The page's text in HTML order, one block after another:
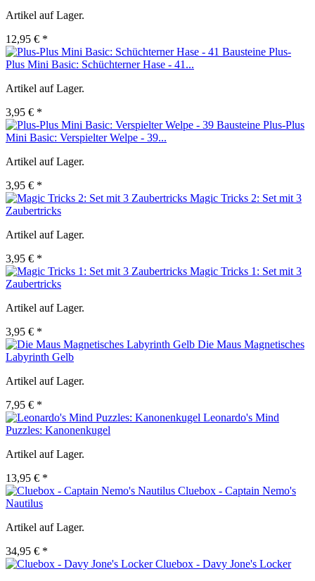
Artikel auf Lager.
12,95 € *
Plus-
Plus Mini Basic: Schüchterner Hase - 41...
Artikel auf Lager.
3,95 € *
Plus-Plus
Mini Basic: Verspielter Welpe - 39...
Artikel auf Lager.
3,95 € *
Magic Tricks 2: Set mit 3
Zaubertricks
Artikel auf Lager.
3,95 € *
Magic Tricks 1: Set mit 3
Zaubertricks
Artikel auf Lager.
3,95 € *
Die Maus Magnetisches
Labyrinth Gelb
Artikel auf Lager.
7,95 € *
Leonardo's Mind
Puzzles: Kanonenkugel
Artikel auf Lager.
13,95 € *
Cluebox - Captain Nemo's
Nautilus
Artikel auf Lager.
34,95 € *
Cluebox - Davy Jone's Locker